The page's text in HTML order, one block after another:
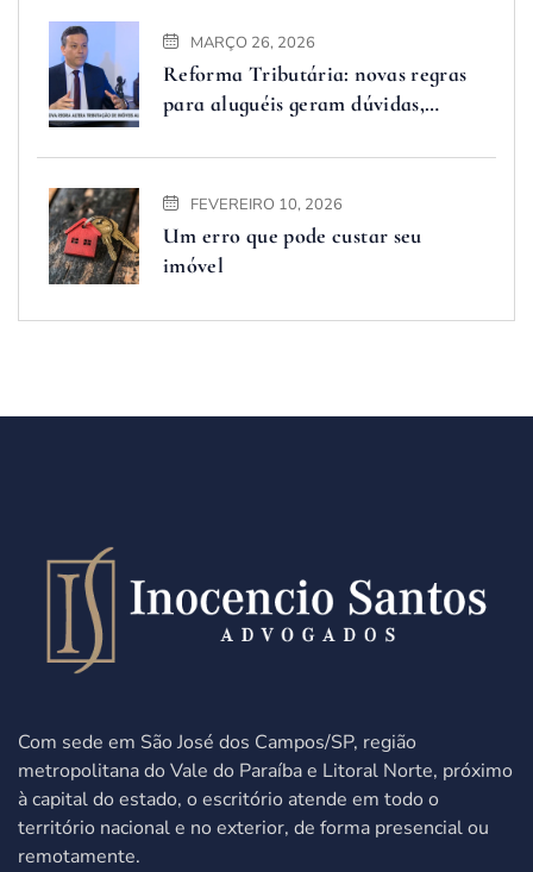
MARÇO 26, 2026
Reforma Tributária: novas regras
para aluguéis geram dúvidas,
FEVEREIRO 10, 2026
Um erro que pode custar seu
imóvel
Com sede em São José dos Campos/SP, região
metropolitana do Vale do Paraíba e Litoral Norte, próximo
à capital do estado, o escritório atende em todo o
território nacional e no exterior, de forma presencial ou
remotamente.